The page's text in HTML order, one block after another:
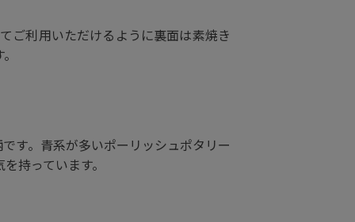
ご利用いただけるように裏面は素焼き
す。青系が多いポーリッシュポタリー
持っています。